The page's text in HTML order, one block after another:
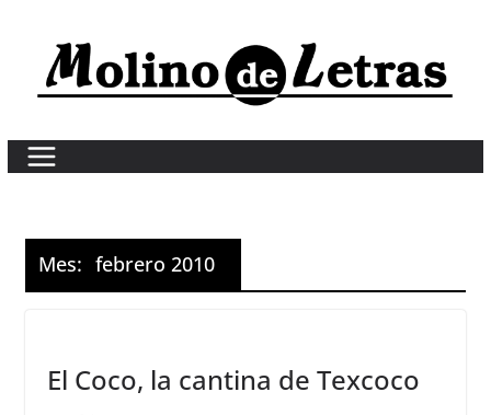
content
Mes: febrero 2010
El Coco, la cantina de Texcoco